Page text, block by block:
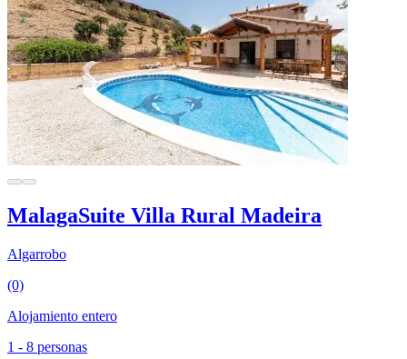
MalagaSuite Villa Rural Madeira
Algarrobo
(0)
Alojamiento entero
1 - 8 personas